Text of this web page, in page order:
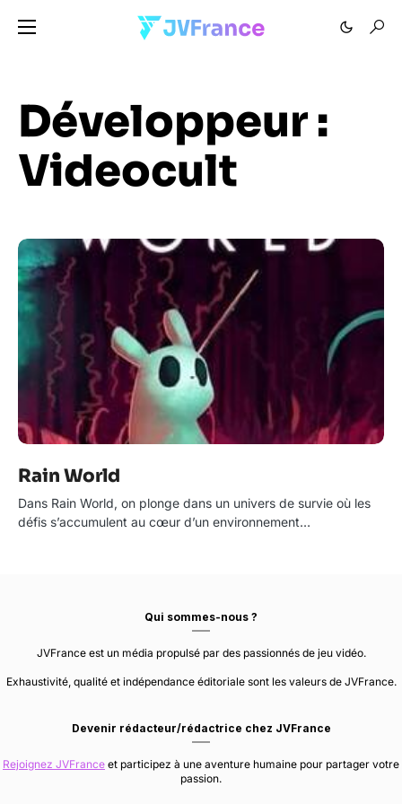
Développeur :
Videocult
Rain World
Dans Rain World, on plonge dans un univers de survie où les
défis s’accumulent au cœur d’un environnement…
Qui sommes-nous ?
JVFrance est un média propulsé par des passionnés de jeu vidéo.
Exhaustivité, qualité et indépendance éditoriale sont les valeurs de JVFrance.
Devenir rédacteur/rédactrice chez JVFrance
Rejoignez JVFrance et participez à une aventure humaine pour partager votre
passion.